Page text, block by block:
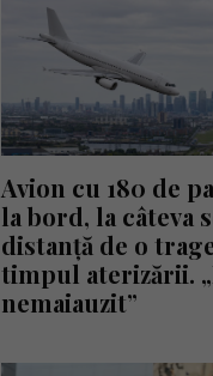
Avion cu 180 de
la bord, la câteva
distanță de o
timpul aterizării.
nemaiauzit”